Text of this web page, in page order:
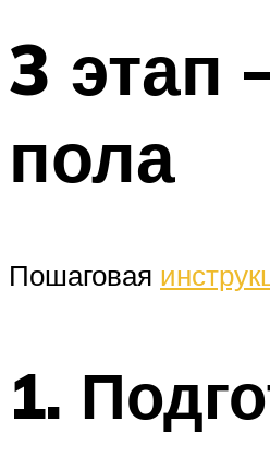
3 этап
пола
Пошаговая
1.